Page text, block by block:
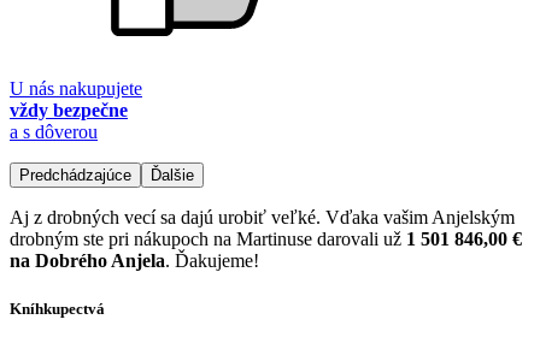
U nás nakupujete
vždy bezpečne
a s dôverou
Predchádzajúce Ďalšie
Aj z drobných vecí sa dajú urobiť veľké. Vďaka vašim Anjelským
drobným ste pri nákupoch na Martinuse darovali už 1 501 846,00 €
na Dobrého Anjela. Ďakujeme!
Kníhkupectvá